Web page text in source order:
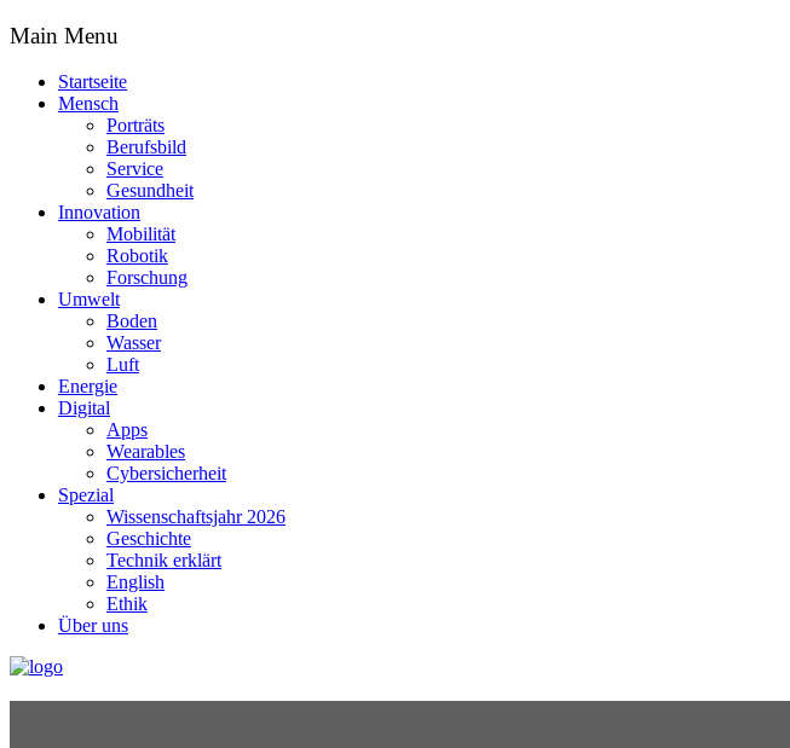
Main Menu
Startseite
Mensch
Porträts
Berufsbild
Service
Gesundheit
Innovation
Mobilität
Robotik
Forschung
Umwelt
Boden
Wasser
Luft
Energie
Digital
Apps
Wearables
Cybersicherheit
Spezial
Wissenschaftsjahr 2026
Geschichte
Technik erklärt
English
Ethik
Über uns